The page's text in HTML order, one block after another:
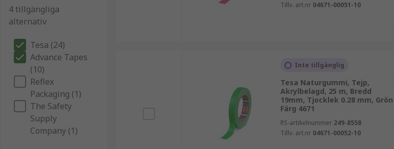
4 tillgängliga
alternativ
Tesa (24)
Advance Tapes
(10)
Reflex
Packaging (1)
The Safety
Supply
Company (1)
Tillv. art.nr 04671-00051-10
Inte tillgänglig
Tesa Naturgummi, Tejp,
Akrylbelagd, 25 m, Bredd
19mm, Tjocklek 0.28 mm, Grön
Färg 4671
RS-artikelnummer 249-8558
Tillv. art.nr 04671-00052-10